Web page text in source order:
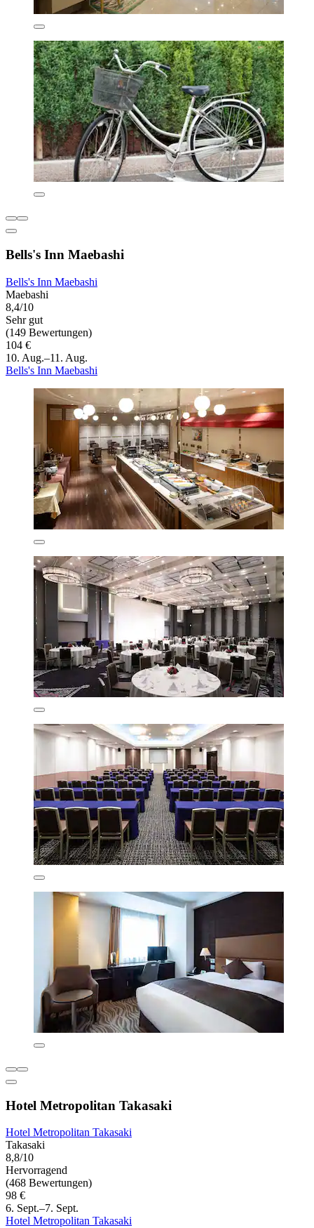
Bells's Inn Maebashi
Bells's Inn Maebashi
Maebashi
8,4/10
Sehr gut
(149 Bewertungen)
104 €
10. Aug.–11. Aug.
Bells's Inn Maebashi
Hotel Metropolitan Takasaki
Hotel Metropolitan Takasaki
Takasaki
8,8/10
Hervorragend
(468 Bewertungen)
98 €
6. Sept.–7. Sept.
Hotel Metropolitan Takasaki